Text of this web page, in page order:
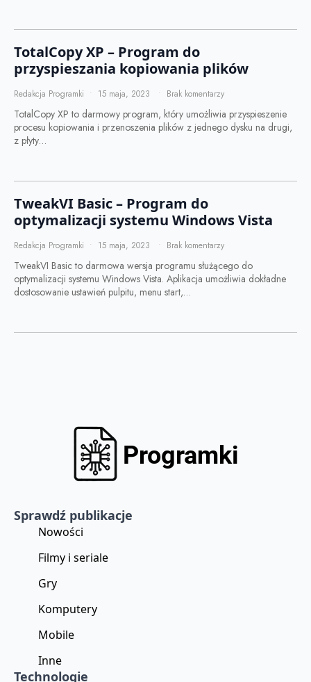
TotalCopy XP – Program do
przyspieszania kopiowania plików
Redakcja Programki 15 maja, 2023 Brak komentarzy
TotalCopy XP to darmowy program, który umożliwia przyspieszenie
procesu kopiowania i przenoszenia plików z jednego dysku na drugi,
z płyty…
TweakVI Basic – Program do
optymalizacji systemu Windows Vista
Redakcja Programki 15 maja, 2023 Brak komentarzy
TweakVI Basic to darmowa wersja programu służącego do
optymalizacji systemu Windows Vista. Aplikacja umożliwia dokładne
dostosowanie ustawień pulpitu, menu start,…
Sprawdź publikacje
Nowości
Filmy i seriale
Gry
Komputery
Mobile
Inne
Technologie